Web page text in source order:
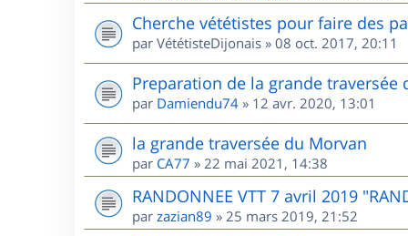
Cherche vététistes pour faire des
par VététisteDijonais » 08 oct. 2017, 20:11
Preparation de la grande traversée
par Damiendu74 » 12 avr. 2020, 13:01
la grande traversée du Morvan
par CA77 » 22 mai 2021, 14:38
RANDONNEE VTT 7 avril 2019
par zazian89 » 25 mars 2019, 21:52